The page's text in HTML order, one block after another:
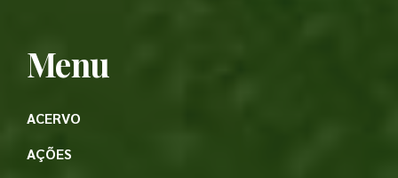
Menu
ACERVO
AÇÕES